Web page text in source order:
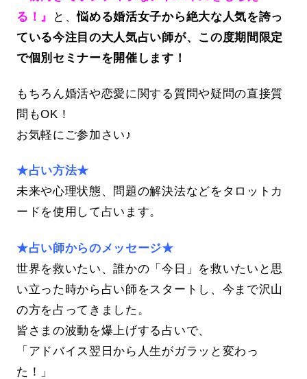
る！』
と、悩める婚活女子から絶大な人気を誇っ
ている今注目の大人気占い師が、この度期間限定
で個別セミナーを開催します！
もちろん婚活や恋愛に関する質問や疑問の直接質
問もOK！
お気軽にご参加さい♪
★占い方法★
未来や心理状態、問題の解決法などをタロットカ
ードを使用して占います。
★占い師からのメッセージ★
世界を救いたい、誰かの「今日」を救いたいと思
い立った時から占い師をスタートし、今まで沢山
の方を占ってきました。
皆さまの波動を爆上げする占いで、
「アドバイス翌日から人生がガラッと変わっ
た！」